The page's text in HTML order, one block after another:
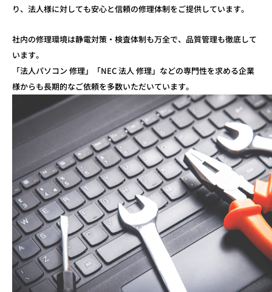
り、 法人様に対しても安心と信頼の修理体制をご提供しています。
社内の修理環境は静電対策・検査体制も万全で、品質管理も徹底して
います。
「法人パソコン 修理」「NEC 法人 修理」などの専門性を求める企業
様からも長期的なご依頼を多数いただいています。